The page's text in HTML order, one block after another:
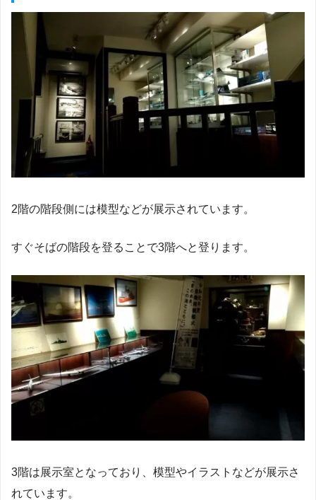
2階の階段側には模型などが展示されています。
すぐそばの階段を登ることで3階へと登ります。
3階は展示室となっており、模型やイラストなどが展示さ
れています。